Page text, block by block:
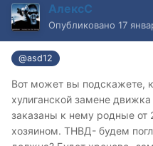
АлексС
Опубликовано 17
@asd12
Вот может вы подскажете, к
хулиганской замене
заказаны к нему родные от
хозяином. ТНВД- будем